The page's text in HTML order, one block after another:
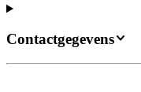
Contactgegevens